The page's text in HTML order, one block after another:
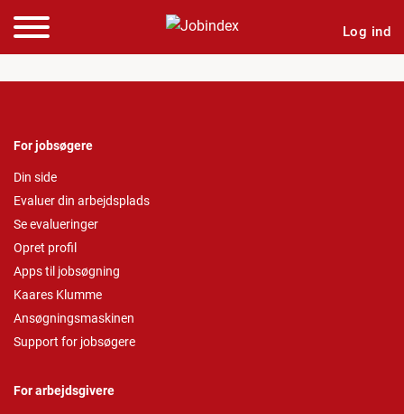
Log ind
For jobsøgere
Din side
Evaluer din arbejdsplads
Se evalueringer
Opret profil
Apps til jobsøgning
Kaares Klumme
Ansøgningsmaskinen
Support for jobsøgere
For arbejdsgivere